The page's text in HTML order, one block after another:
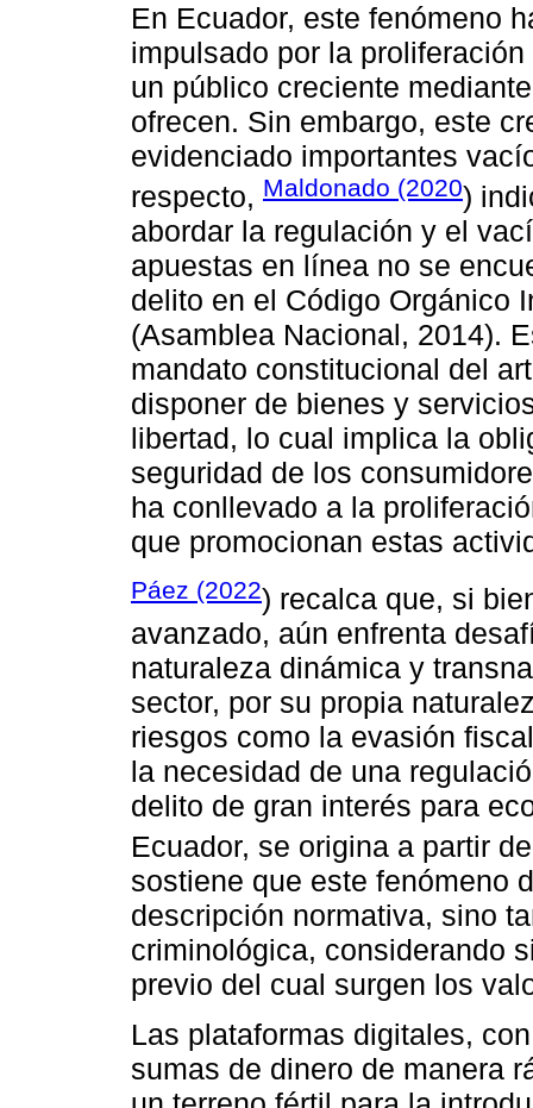
En Ecuador, este fenómeno
impulsado por la
un público creciente
ofrecen. Sin embargo, este
evidenciado importantes
respecto, Maldonado (2020)
abordar la regulación y el
apuestas en línea no se
delito en el Código Orgánico
(Asamblea Nacional, 2014).
mandato constitucional del
disponer de bienes y
libertad, lo cual implica la
seguridad de los
ha conllevado a la
que promocionan estas
Páez (2022) recalca que, si
avanzado, aún enfrenta
naturaleza dinámica y
sector, por su propia
riesgos como la evasión
la necesidad de una
delito de gran interés para
Ecuador, se origina a partir
sostiene que este fenómeno
descripción normativa, sino
criminológica, considerando
previo del cual surgen los
Las plataformas digitales,
sumas de dinero de manera